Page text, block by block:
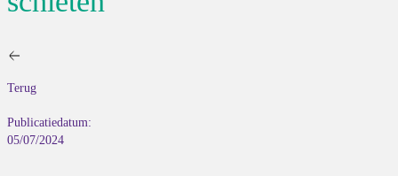
Terug
Publicatiedatum:
05/07/2024